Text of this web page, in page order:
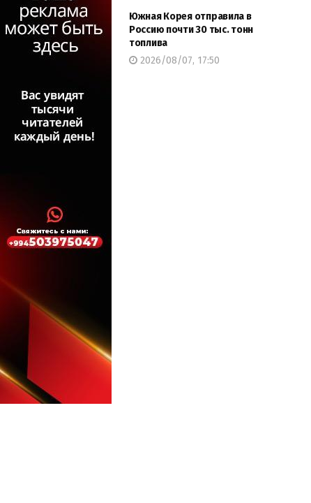
Южная Корея отправила в
Россию почти 30 тыс. тонн
топлива
2026/08/07, 17:50